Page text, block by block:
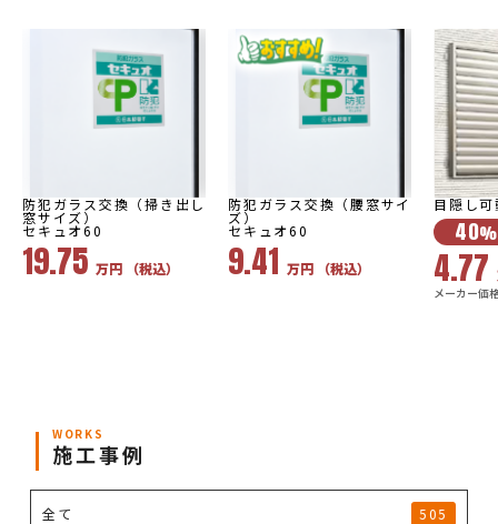
防犯ガラス交換（掃き出し
窓サイズ）
セキュオ60
19.75 万円 （税込）
防犯ガラス交換（腰窓サイ
ズ）
セキュオ60
9.41 万円 （税込）
目隠し
40
4.77
メーカー価
WORKS
施工事例
全て 505